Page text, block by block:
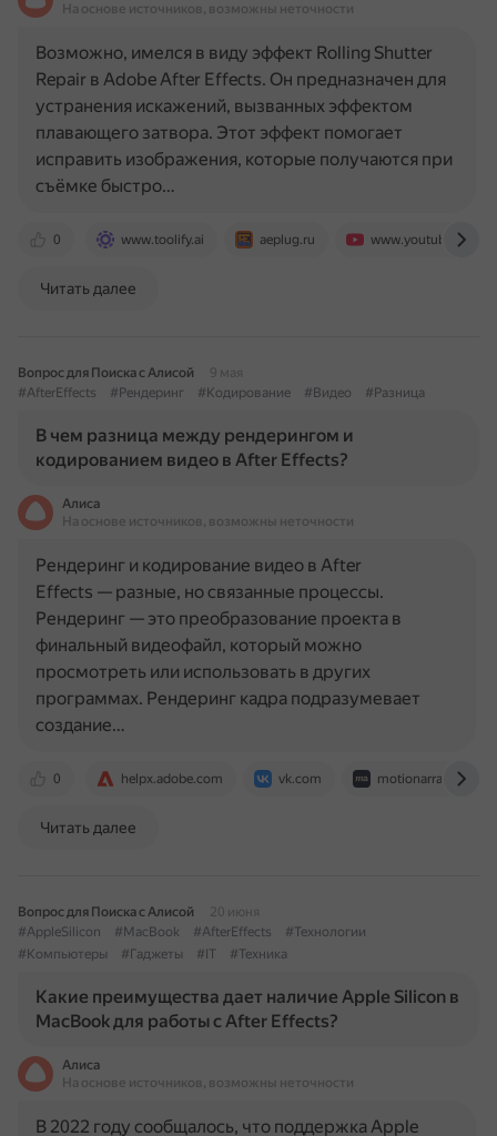
На основе источников, возможны неточности
0 www.toolify.ai aeplug.ru www.youtube.com
Возможно, имелся в виду эффект Rolling Shutter
Repair в Adobe After Effects. Он предназначен для
устранения искажений, вызванных эффектом
плавающего затвора. Этот эффект помогает
исправить изображения, которые получаются при
съёмке быстро…
Читать далее
Вопрос для Поиска с Алисой
9 мая
#AfterEffects
#Рендеринг #Кодирование #Видео #Разница
В чем разница между рендерингом и
кодированием видео в After Effects?
Алиса
На основе источников, возможны неточности
0 helpx.adobe.com vk.com motionarray.com
Рендеринг и кодирование видео в After
Effects — разные, но связанные процессы.
Рендеринг — это преобразование проекта в
финальный видеофайл, который можно
просмотреть или использовать в других
программах. Рендеринг кадра подразумевает
создание…
Читать далее
Вопрос для Поиска с Алисой
20 июня
#AppleSilicon
#MacBook #AfterEffects
#Технологии
#Компьютеры
#Гаджеты #IT #Техника
Какие преимущества дает наличие Apple Silicon в
MacBook для работы с After Effects?
Алиса
На основе источников, возможны неточности
В 2022 году сообщалось, что поддержка Apple